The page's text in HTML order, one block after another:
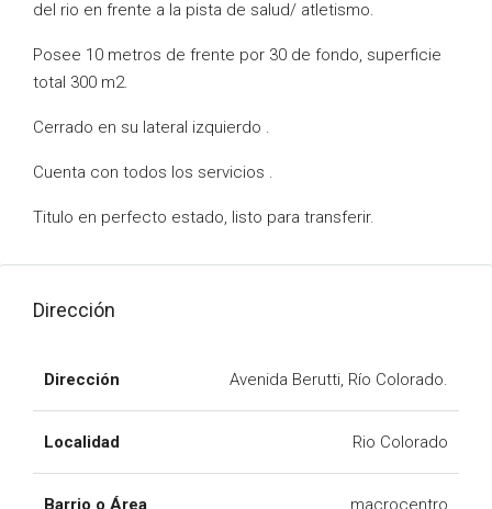
del rio en frente a la pista de salud/ atletismo.
Posee 10 metros de frente por 30 de fondo, superficie
total 300 m2.
Cerrado en su lateral izquierdo .
Cuenta con todos los servicios .
Titulo en perfecto estado, listo para transferir.
Dirección
Dirección Avenida Berutti, Río Colorado.
Localidad Rio Colorado
Barrio o Área macrocentro